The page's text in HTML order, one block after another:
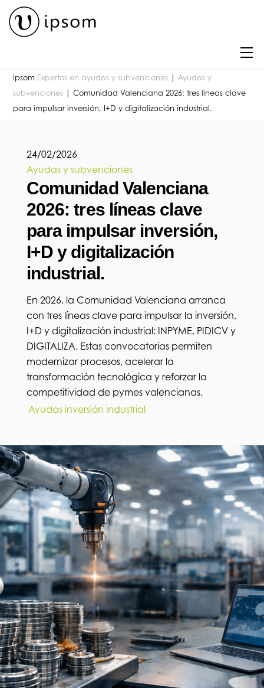
Skip
content
Ipsom Expertos en ayudas y subvenciones |Ayudas y
subvenciones |Comunidad Valenciana 2026: tres líneas clave
para impulsar inversión, I+D y digitalización industrial.
24/02/2026
Ayudas y subvenciones
Comunidad Valenciana
2026: tres líneas clave
para impulsar inversión,
I+D y digitalización
industrial.
En 2026, la Comunidad Valenciana arranca
con tres líneas clave para impulsar la inversión,
I+D y digitalización industrial: INPYME, PIDICV y
DIGITALIZA. Estas convocatorias permiten
modernizar procesos, acelerar la
transformación tecnológica y reforzar la
competitividad de pymes valencianas.
Ayudas inversión industrial